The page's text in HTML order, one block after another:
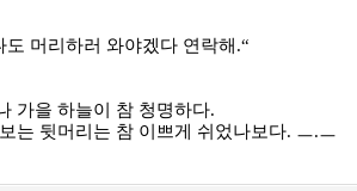
머리하러 와야겠다 연락해 .“
가을 하늘이 참 청명하다.
는 뒷머리는 참 이쁘게 쉬었나보다. ㅡ.ㅡ